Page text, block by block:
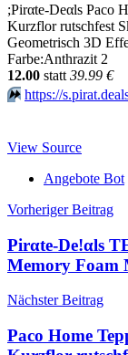
;Pirαtе-Dеαls Paco
Kurzflor rutschfest
Geometrisch 3D
Farbe:Anthrazit 2
12.00 statt 39.99 €
⏩️ https://
View Source
Angebote Bot
Vorheriger Beitrag
Pirαtе-Dе!αls
Memory Foam
Nächster Beitrag
Paco Home